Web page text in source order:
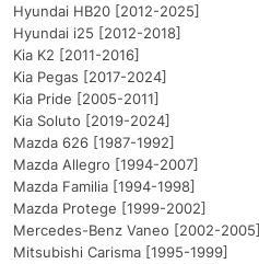
Hyundai HB20 [2012-2025]
Hyundai i25 [2012-2018]
Kia K2 [2011-2016]
Kia Pegas [2017-2024]
Kia Pride [2005-2011]
Kia Soluto [2019-2024]
Mazda 626 [1987-1992]
Mazda Allegro [1994-2007]
Mazda Familia [1994-1998]
Mazda Protege [1999-2002]
Mercedes-Benz Vaneo [2002-2005]
Mitsubishi Carisma [1995-1999]